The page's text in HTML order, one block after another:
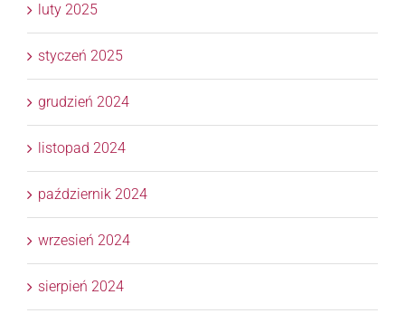
luty 2025
styczeń 2025
grudzień 2024
listopad 2024
październik 2024
wrzesień 2024
sierpień 2024